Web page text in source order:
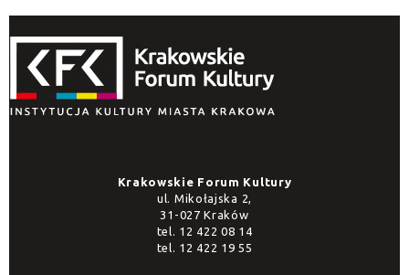
Krakowskie Forum Kultury
ul. Mikołajska 2,
31-027 Kraków
tel. 12 422 08 14
tel. 12 422 19 55